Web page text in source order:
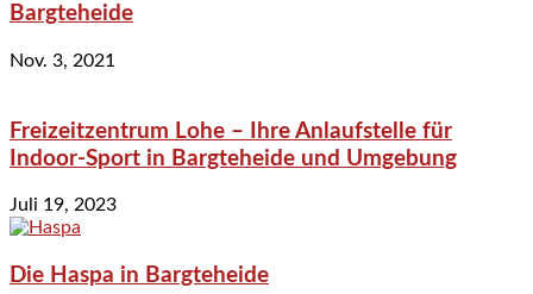
Bargteheide
Nov. 3, 2021
Freizeitzentrum Lohe – Ihre Anlaufstelle für
Indoor-Sport in Bargteheide und Umgebung
Juli 19, 2023
Die Haspa in Bargteheide